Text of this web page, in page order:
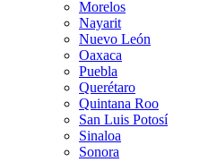
Morelos
Nayarit
Nuevo León
Oaxaca
Puebla
Querétaro
Quintana Roo
San Luis Potosí
Sinaloa
Sonora